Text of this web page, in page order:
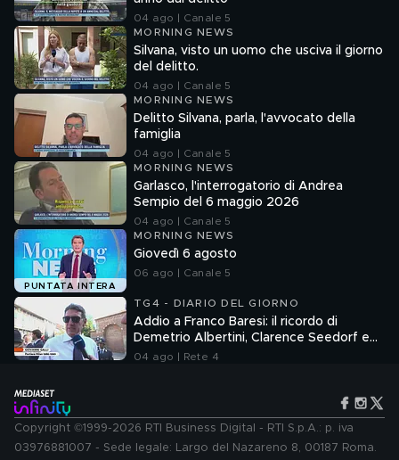
04 ago | Canale 5
MORNING NEWS
Silvana, visto un uomo che usciva il giorno
del delitto.
04 ago | Canale 5
MORNING NEWS
Delitto Silvana, parla, l'avvocato della
famiglia
04 ago | Canale 5
MORNING NEWS
Garlasco, l'interrogatorio di Andrea
Sempio del 6 maggio 2026
04 ago | Canale 5
PUNTATA INTERA
MORNING NEWS
Giovedì 6 agosto
06 ago | Canale 5
TG4 - DIARIO DEL GIORNO
Addio a Franco Baresi: il ricordo di
Demetrio Albertini, Clarence Seedorf e
Giovanni Galli
04 ago | Rete 4
Copyright ©1999-2026 RTI Business Digital - RTI S.p.A.: p. iva
03976881007 - Sede legale: Largo del Nazareno 8, 00187 Roma.